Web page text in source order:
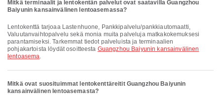
Mitkä terminaalit ja lentokentän palvelut ovat saatavilla Guangzhou
Baiyunin kansainvälinen lentoasemassa?
Lentokenttä tarjoaa Lastenhuone, Pankkipalvelu/pankkiautomaatti,
Valuutanvaihtopalvelu sekä monia muita palveluja matkakokemuksesi
parantamiseksi. Tarkemmat tiedot palveluista ja terminaalien
pohjakartoista löydät osoitteesta Guangzhou Baiyunin kansainvälinen
lentoasema.
Mitkä ovat suosituimmat lentokenttäreitit Guangzhou Baiyunin
kansainvälinen lentoasemasta?